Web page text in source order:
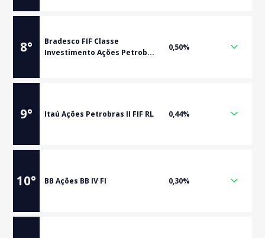
8°
Bradesco FIF Classe
Investimento Ações Petrob...
0,50%
9° Itaú Ações Petrobras II FIF RL 0,44%
10° BB Ações BB IV FI 0,30%